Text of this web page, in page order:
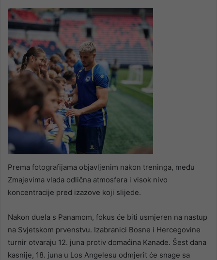
Prema fotografijama objavljenim nakon treninga, među
Zmajevima vlada odlična atmosfera i visok nivo
koncentracije pred izazove koji slijede.
Nakon duela s Panamom, fokus će biti usmjeren na nastup
na Svjetskom prvenstvu. Izabranici Bosne i Hercegovine
turnir otvaraju 12. juna protiv domaćina Kanade. Šest dana
kasnije, 18. juna u Los Angelesu odmjerit će snage sa